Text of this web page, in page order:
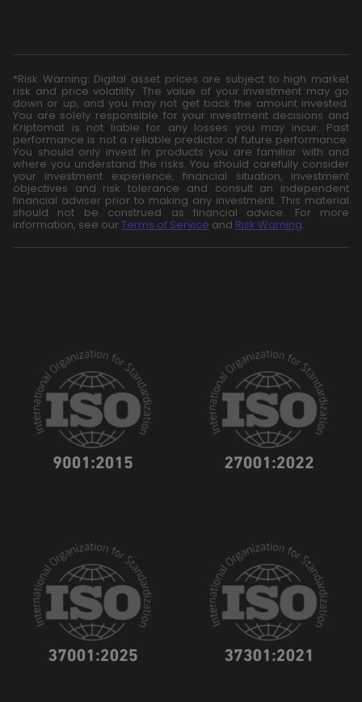
*Risk Warning: Digital asset prices are subject to high market
risk and price volatility. The value of your investment may go
down or up, and you may not get back the amount invested.
You are solely responsible for your investment decisions and
Kriptomat is not liable for any losses you may incur. Past
performance is not a reliable predictor of future performance.
You should only invest in products you are familiar with and
where you understand the risks. You should carefully consider
your investment experience, financial situation, investment
objectives and risk tolerance and consult an independent
financial adviser prior to making any investment. This material
should not be construed as financial advice. For more
information, see our Terms of Service and Risk Warning.